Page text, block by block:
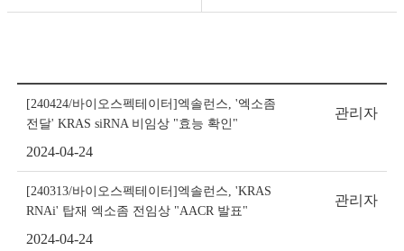
[240424/바이오스펙테이터]엑솔런스, '엑소좀
전달' KRAS siRNA 비임상 "효능 확인"
관리자
2024-04-24
[240313/바이오스펙테이터]엑솔런스, 'KRAS
RNAi' 탑재 엑소좀 전임상 "AACR 발표"
관리자
2024-04-24